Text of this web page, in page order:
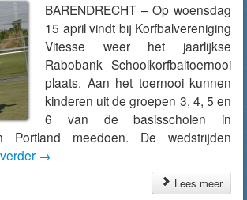
BARENDRECHT – Op woensdag
15 april vindt bij Korfbalvereniging
Vitesse weer het jaarlijkse
Rabobank Schoolkorfbaltoernooi
plaats. Aan het toernooi kunnen
kinderen uit de groepen 3, 4, 5 en
6 van de basisscholen in
Portland meedoen. De wedstrijden
→
Lees meer